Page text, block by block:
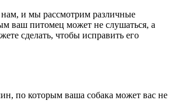
и мы рассмотрим различные
ваш питомец может не слушаться, а
сделать, чтобы исправить его
по которым ваша собака может вас не